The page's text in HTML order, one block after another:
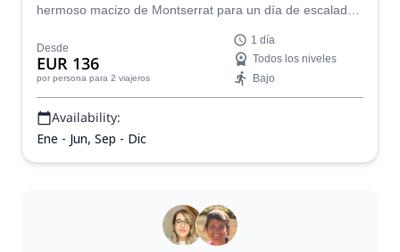
hermoso macizo de Montserrat para un día de escalada
Desde
EUR 136
por persona para 2 viajeros
1 día
Todos los niveles
Bajo
Availability:
Ene - Jun, Sep - Dic